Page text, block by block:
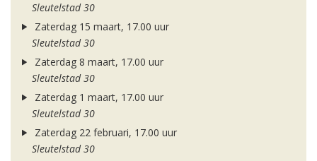
Sleutelstad 30
Zaterdag 15 maart, 17.00 uur
Sleutelstad 30
Zaterdag 8 maart, 17.00 uur
Sleutelstad 30
Zaterdag 1 maart, 17.00 uur
Sleutelstad 30
Zaterdag 22 februari, 17.00 uur
Sleutelstad 30